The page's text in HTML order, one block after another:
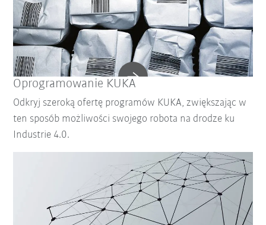
Oprogramowanie KUKA
Odkryj szeroką ofertę programów KUKA, zwiększając w
ten sposób możliwości swojego robota na drodze ku
Industrie 4.0.